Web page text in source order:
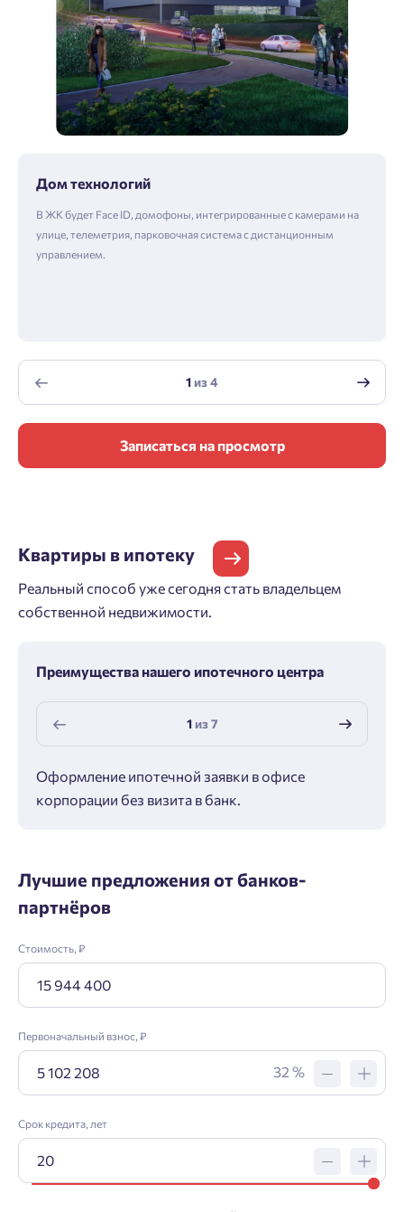
Дом технологий
В ЖК будет Face ID, домофоны, интегрированные с камерами на
улице, телеметрия, парковочная система с дистанционным
управлением.
1из4
Записаться на просмотр
Квартиры в ипотеку
Реальный способ уже сегодня стать владельцем
собственной недвижимости.
Преимущества нашего ипотечного центра
1из7
Оформление ипотечной заявки в офисе
корпорации без визита в банк.
Лучшие предложения от банков-
партнёров
Стоимость, ₽
Первоначальный взнос, ₽
32 %
Срок кредита, лет
Заявка на ипотеку
перезвоним.